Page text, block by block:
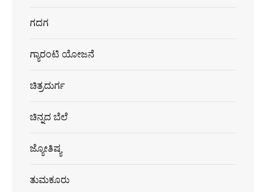
ಗದಗ
ಗ್ಯಾರಂಟಿ ಯೋಜನೆ
ಚಿತ್ರದುರ್ಗ
ಚಿನ್ನದ ಬೆಲೆ
ಜ್ಯೋತಿಷ್ಯ
ತುಮಕೂರು